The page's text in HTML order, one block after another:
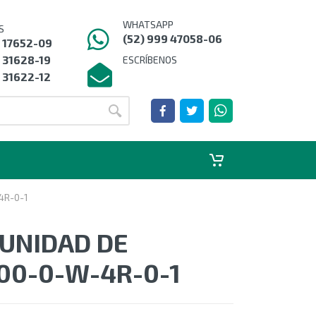
09
19
12
WHATSAPP
(52) 999 47058-06
ESCRÍBENOS
0-1
DE
0-W-4R-0-1